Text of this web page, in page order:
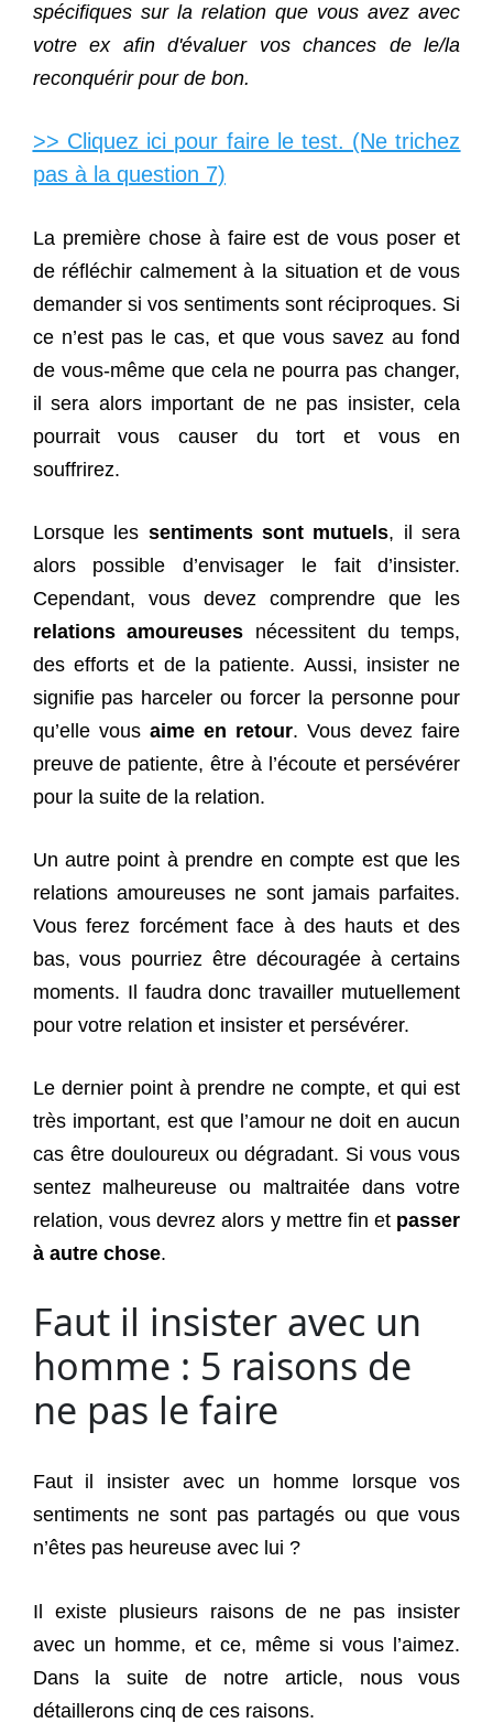
spécifiques sur la relation que vous avez avec
votre ex afin d'évaluer vos chances de le/la
reconquérir pour de bon.
>> Cliquez ici pour faire le test. (Ne trichez
pas à la question 7)
La première chose à faire est de vous poser et
de réfléchir calmement à la situation et de vous
demander si vos sentiments sont réciproques. Si
ce n’est pas le cas, et que vous savez au fond
de vous-même que cela ne pourra pas changer,
il sera alors important de ne pas insister, cela
pourrait vous causer du tort et vous en
souffrirez.
Lorsque les sentiments sont mutuels, il sera
alors possible d’envisager le fait d’insister.
Cependant, vous devez comprendre que les
relations amoureuses nécessitent du temps,
des efforts et de la patiente. Aussi, insister ne
signifie pas harceler ou forcer la personne pour
qu’elle vous aime en retour. Vous devez faire
preuve de patiente, être à l’écoute et persévérer
pour la suite de la relation.
Un autre point à prendre en compte est que les
relations amoureuses ne sont jamais parfaites.
Vous ferez forcément face à des hauts et des
bas, vous pourriez être découragée à certains
moments. Il faudra donc travailler mutuellement
pour votre relation et insister et persévérer.
Le dernier point à prendre ne compte, et qui est
très important, est que l’amour ne doit en aucun
cas être douloureux ou dégradant. Si vous vous
sentez malheureuse ou maltraitée dans votre
relation, vous devrez alors y mettre fin et passer
à autre chose.
Faut il insister avec un
homme : 5 raisons de
ne pas le faire
Faut il insister avec un homme lorsque vos
sentiments ne sont pas partagés ou que vous
n’êtes pas heureuse avec lui ?
Il existe plusieurs raisons de ne pas insister
avec un homme, et ce, même si vous l’aimez.
Dans la suite de notre article, nous vous
détaillerons cinq de ces raisons.